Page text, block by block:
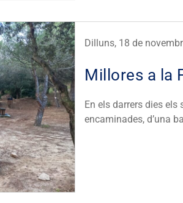
Dilluns, 18 de
Millores a la
En els darrers dies
encaminades, d’una